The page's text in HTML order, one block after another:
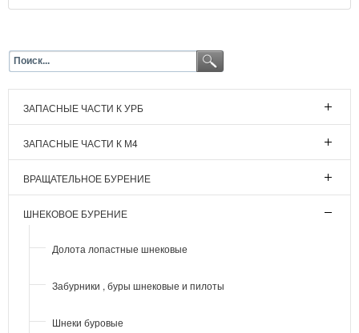
ЗАПАСНЫЕ ЧАСТИ К УРБ
ЗАПАСНЫЕ ЧАСТИ К М4
ВРАЩАТЕЛЬНОЕ БУРЕНИЕ
ШНЕКОВОЕ БУРЕНИЕ
Долота лопастные шнековые
Забурники , буры шнековые и пилоты
Шнеки буровые